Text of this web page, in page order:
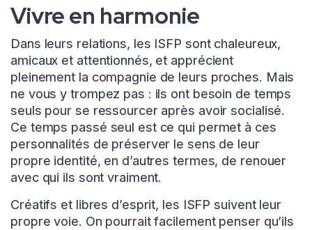
Vivre en harmonie
Dans leurs relations, les ISFP sont chaleureux,
amicaux et attentionnés, et apprécient
pleinement la compagnie de leurs proches. Mais
ne vous y trompez pas : ils ont besoin de temps
seuls pour se ressourcer après avoir socialisé.
Ce temps passé seul est ce qui permet à ces
personnalités de préserver le sens de leur
propre identité, en d’autres termes, de renouer
avec qui ils sont vraiment.
Créatifs et libres d’esprit, les ISFP suivent leur
propre voie. On pourrait facilement penser qu’ils